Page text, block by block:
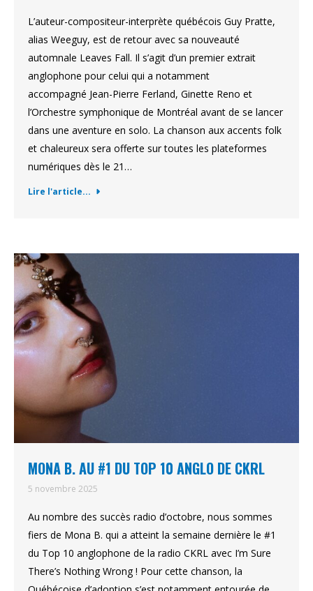
L’auteur-compositeur-interprète québécois Guy Pratte,
alias Weeguy, est de retour avec sa nouveauté
automnale Leaves Fall. Il s’agit d’un premier extrait
anglophone pour celui qui a notamment
accompagné Jean-Pierre Ferland, Ginette Reno et
l’Orchestre symphonique de Montréal avant de se lancer
dans une aventure en solo. La chanson aux accents folk
et chaleureux sera offerte sur toutes les plateformes
numériques dès le 21…
Lire l'article...
MONA B. AU #1 DU TOP 10 ANGLO DE CKRL
5 novembre 2025
Au nombre des succès radio d’octobre, nous sommes
fiers de Mona B. qui a atteint la semaine dernière le #1
du Top 10 anglophone de la radio CKRL avec I’m Sure
There’s Nothing Wrong ! Pour cette chanson, la